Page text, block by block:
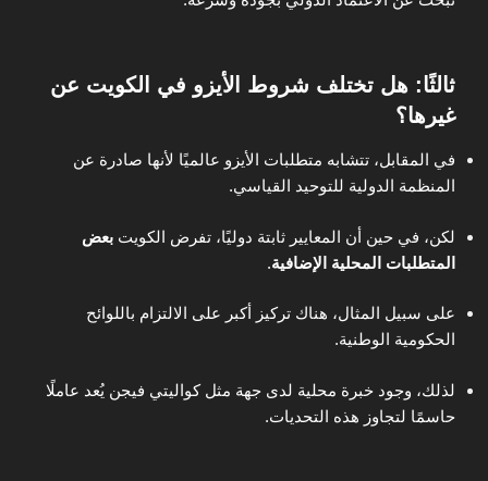
ثالثًا: هل تختلف شروط الأيزو في الكويت عن
غيرها؟
في المقابل، تتشابه متطلبات الأيزو عالميًا لأنها صادرة عن
المنظمة الدولية للتوحيد القياسي.
لكن، في حين أن المعايير ثابتة دوليًا، تفرض الكويت بعض
المتطلبات المحلية الإضافية.
على سبيل المثال، هناك تركيز أكبر على الالتزام باللوائح
الحكومية الوطنية.
لذلك، وجود خبرة محلية لدى جهة مثل كواليتي فيجن يُعد عاملًا
حاسمًا لتجاوز هذه التحديات.